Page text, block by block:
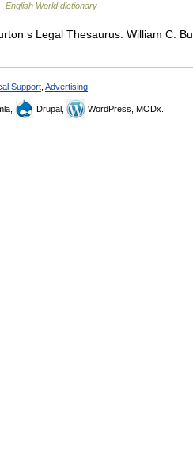
English World dictionary
s Legal Thesaurus. William C.
Support Advertising
Drupal, WordPress, MODx.